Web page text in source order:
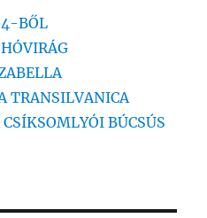
BŐL
TRANSILVANICA
BÚCSÚS